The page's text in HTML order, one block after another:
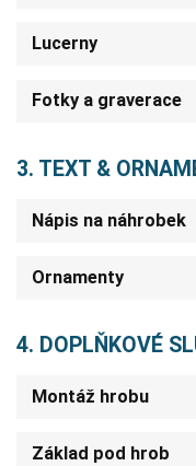
Lucerny
Fotky a graverace
3. TEXT &
Nápis na náhrobek
Ornamenty
4. DOPLŇKOVÉ
Montáž hrobu
Základ pod hrob